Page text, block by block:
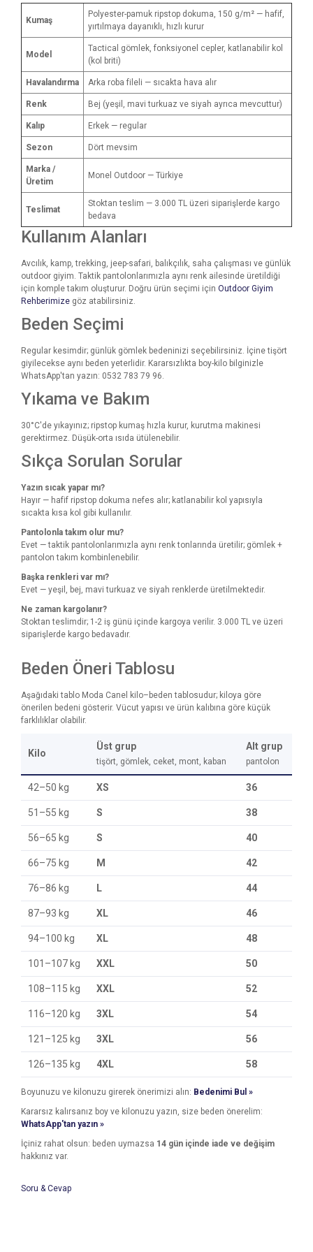
Kumaş
Polyester-pamuk ripstop dokuma, 150 g/m² — hafif,
yırtılmaya dayanıklı, hızlı kurur
Model
Tactical gömlek, fonksiyonel cepler, katlanabilir kol
(kol briti)
Havalandırma Arka roba fileli — sıcakta hava alır
Renk Bej (yeşil, mavi turkuaz ve siyah ayrıca mevcuttur)
Kalıp Erkek — regular
Sezon Dört mevsim
Marka /
Üretim
Monel Outdoor — Türkiye
Teslimat
Stoktan teslim — 3.000 TL üzeri siparişlerde kargo
bedava
Kullanım Alanları
Avcılık, kamp, trekking, jeep-safari, balıkçılık, saha çalışması ve günlük
outdoor giyim. Taktik pantolonlarımızla aynı renk ailesinde üretildiği
için komple takım oluşturur. Doğru ürün seçimi için Outdoor Giyim
Rehberimize göz atabilirsiniz.
Beden Seçimi
Regular kesimdir; günlük gömlek bedeninizi seçebilirsiniz. İçine tişört
giyilecekse aynı beden yeterlidir. Kararsızlıkta boy-kilo bilginizle
WhatsApp'tan yazın: 0532 783 79 96.
Yıkama ve Bakım
30°C'de yıkayınız; ripstop kumaş hızla kurur, kurutma makinesi
gerektirmez. Düşük-orta ısıda ütülenebilir.
Sıkça Sorulan Sorular
Yazın sıcak yapar mı?
Hayır — hafif ripstop dokuma nefes alır; katlanabilir kol yapısıyla
sıcakta kısa kol gibi kullanılır.
Pantolonla takım olur mu?
Evet — taktik pantolonlarımızla aynı renk tonlarında üretilir; gömlek +
pantolon takım kombinlenebilir.
Başka renkleri var mı?
Evet — yeşil, bej, mavi turkuaz ve siyah renklerde üretilmektedir.
Ne zaman kargolanır?
Stoktan teslimdir; 1-2 iş günü içinde kargoya verilir. 3.000 TL ve üzeri
siparişlerde kargo bedavadır.
Beden Öneri Tablosu
Aşağıdaki tablo Moda Canel kilo–beden tablosudur; kiloya göre
önerilen bedeni gösterir. Vücut yapısı ve ürün kalıbına göre küçük
farklılıklar olabilir.
Kilo
Üst grup
tişört, gömlek, ceket, mont, kaban
Alt grup
pantolon
42–50 kg XS 36
51–55 kg S 38
56–65 kg S 40
66–75 kg M 42
76–86 kg L 44
87–93 kg XL 46
94–100 kg XL 48
101–107 kg XXL 50
108–115 kg XXL 52
116–120 kg 3XL 54
121–125 kg 3XL 56
126–135 kg 4XL 58
Boyunuzu ve kilonuzu girerek önerimizi alın: Bedenimi Bul »
Kararsız kalırsanız boy ve kilonuzu yazın, size beden önerelim:
WhatsApp'tan yazın »
İçiniz rahat olsun: beden uymazsa 14 gün içinde iade ve değişim
hakkınız var.
Soru & Cevap